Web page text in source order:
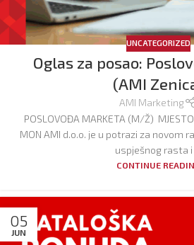
UNCATEGORIZED
Oglas za posao:
(AMI
AMI Marketing
POSLOVOĐA MARKETA (M/Ž)
MON AMI d.o.o. je u potrazi za novom
uspješnog rasta i
CONTINUE
05
JUN